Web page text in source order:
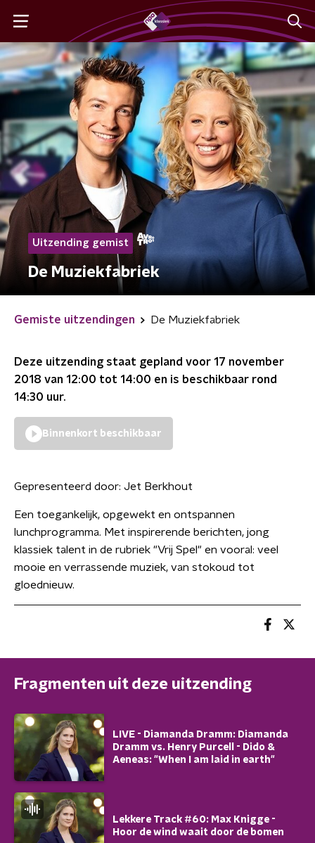
Uitzending gemist
De Muziekfabriek
Gemiste uitzendingen De Muziekfabriek
Deze uitzending staat gepland voor 17 november
2018 van 12:00 tot 14:00 en is beschikbaar rond
14:30 uur.
Binnenkort beschikbaar
Gepresenteerd door: Jet Berkhout
Een toegankelijk, opgewekt en ontspannen
lunchprogramma. Met inspirerende berichten, jong
klassiek talent in de rubriek "Vrij Spel" en vooral: veel
mooie en verrassende muziek, van stokoud tot
gloednieuw.
Fragmenten uit deze uitzending
LIVE - Diamanda Dramm: Diamanda
Dramm vs. Henry Purcell - Dido &
Aeneas: "When I am laid in earth"
Lekkere Track #60: Max Knigge -
Hoor de wind waait door de bomen